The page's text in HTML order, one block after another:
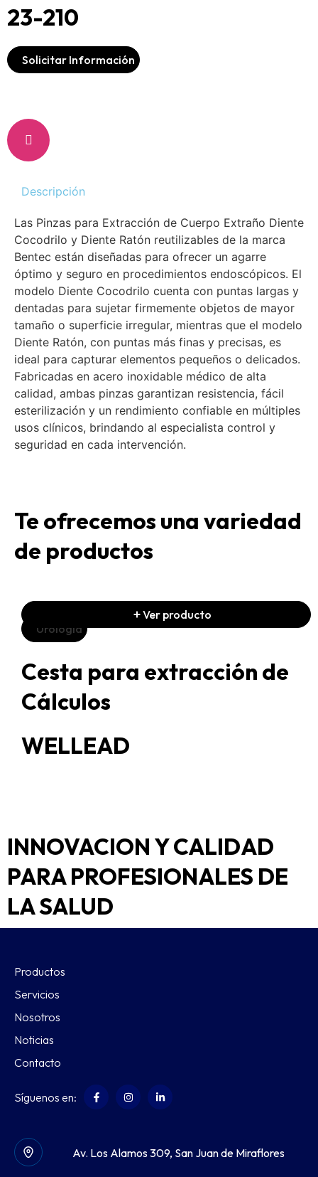
23-210
Solicitar Información
Descripción
Las Pinzas para Extracción de Cuerpo Extraño Diente
Cocodrilo y Diente Ratón reutilizables de la marca
Bentec están diseñadas para ofrecer un agarre
óptimo y seguro en procedimientos endoscópicos. El
modelo Diente Cocodrilo cuenta con puntas largas y
dentadas para sujetar firmemente objetos de mayor
tamaño o superficie irregular, mientras que el modelo
Diente Ratón, con puntas más finas y precisas, es
ideal para capturar elementos pequeños o delicados.
Fabricadas en acero inoxidable médico de alta
calidad, ambas pinzas garantizan resistencia, fácil
esterilización y un rendimiento confiable en múltiples
usos clínicos, brindando al especialista control y
seguridad en cada intervención.
Te ofrecemos una variedad
de productos
Urología
Cesta para extracción de
Cálculos
WELLEAD
Ver producto
INNOVACION Y CALIDAD
PARA PROFESIONALES DE
LA SALUD
Productos
Servicios
Nosotros
Noticias
Contacto
Av. Los Alamos 309, San Juan de Miraflores
Síguenos en: